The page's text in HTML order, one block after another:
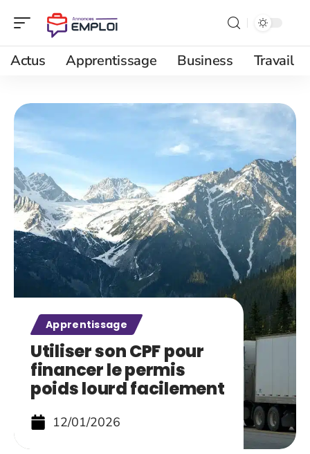
Actus Apprentissage Business Travail
Apprentissage
Utiliser son CPF pour
financer le permis
poids lourd facilement
12/01/2026